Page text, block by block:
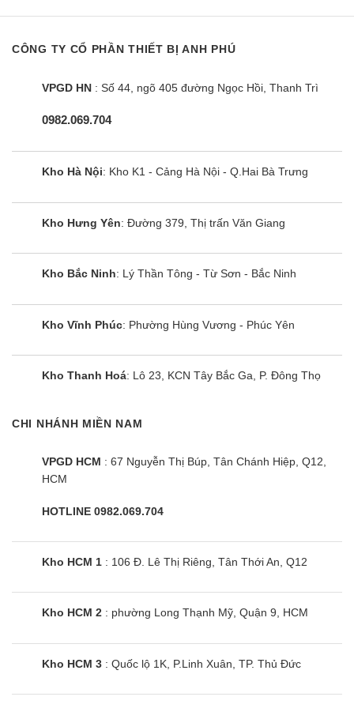
và chân thực hơn, cho độ tương phản cao hơn, hình ảnh sống
Phân loại
Kích thước
chủ đạo: 43, 50, 55, 65, 75 và 85 inch. Ngoài ra còn 1 model
nhiều lựa chọn khi mua sắm.
8K chỉ trang bị cho các model cỡ lớn siêu cao cấp mà thôi.
Nội – Hồ Chí Minh và toàn quốc
Là đơn vị bán hàng trực tuyến, chúng tôi đã giảm được rất
nhiều loại chi phí như:
Hao mòn sản phẩm trưng bày.
với mức giá rẻhơn từ 20-30%so với các siêu thị điện máy
bên ngoài.
Các kho luôn sẵn hàng trên cả nước để giao. Nếu bạn ở Hà
Nội và HCM, chúng tôi có thể giao ngay trong ngày.
✅ Chính hãng: 100%, mới nguyên kiện
CÔNG TY CỔ PHẦN THIẾT BỊ ANH PHÚ
VPGD HN : Số 44, ngõ 405 đường Ngọc Hồi, Thanh Trì
0982.069.704
Kho Hà Nội: Kho K1 - Cảng Hà Nội - Q.Hai Bà Trưng
Kho Hưng Yên: Đường 379, Thị trấn Văn Giang
Kho Bắc Ninh: Lý Thần Tông - Từ Sơn - Bắc Ninh
Kho Vĩnh Phúc: Phường Hùng Vương - Phúc Yên
Kho Thanh Hoá: Lô 23, KCN Tây Bắc Ga, P. Đông Thọ
CHI NHÁNH MIỀN NAM
VPGD HCM : 67 Nguyễn Thị Búp, Tân Chánh Hiệp, Q12,
HCM
HOTLINE 0982.069.704
Kho HCM 1 : 106 Đ. Lê Thị Riêng, Tân Thới An, Q12
Kho HCM 2 : phường Long Thạnh Mỹ, Quận 9, HCM
Kho HCM 3 : Quốc lộ 1K, P.Linh Xuân, TP. Thủ Đức